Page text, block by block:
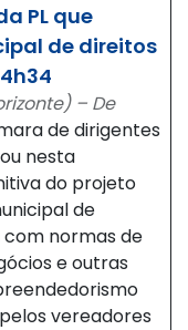
PL que
de direitos
– De
de dirigentes
nesta
do projeto
de
normas de
e outras
vereadores